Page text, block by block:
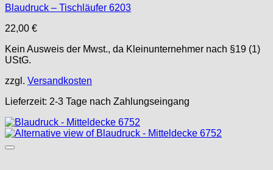
Blaudruck – Tischläufer 6203
22,00 €
Kein Ausweis der Mwst., da Kleinunternehmer nach §19 (1)
UStG.
zzgl. Versandkosten
Lieferzeit: 2-3 Tage nach Zahlungseingang